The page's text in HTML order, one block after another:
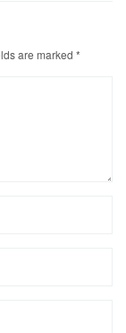
are marked *